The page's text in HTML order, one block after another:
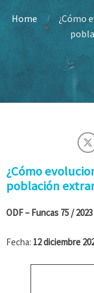
Home
¿Cómo
¿Cómo
población
ODF – Funcas 75 / 2023
Fecha: 12 diciembre